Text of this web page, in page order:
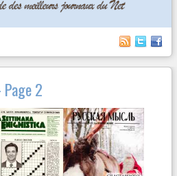
Page 2